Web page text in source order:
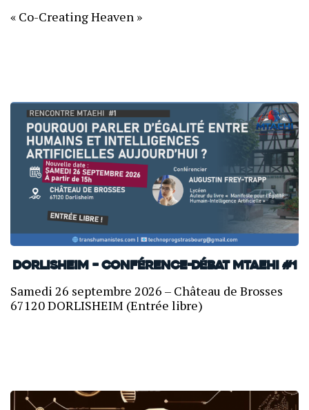
« Co-Creating Heaven »
Dorlisheim – Conférence-débat MTAEHI #1
Samedi 26 septembre 2026 – Château de Brosses
67120 DORLISHEIM (Entrée libre)